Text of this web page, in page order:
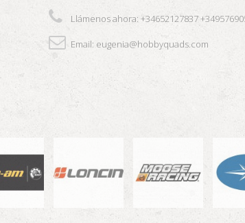
Llámenos ahora: +34652127837
Email: eugenia@hobbyquads.com